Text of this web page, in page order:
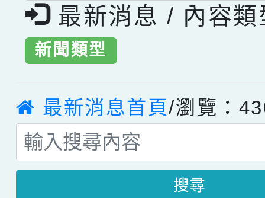
最新消息 / 內容類
新聞類型
最新消息首頁/瀏覽：
搜尋